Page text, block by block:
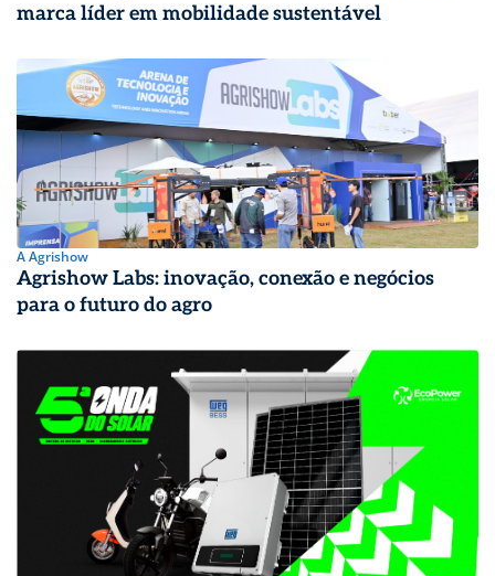
marca líder em mobilidade sustentável
A Agrishow
Agrishow Labs: inovação, conexão e negócios
para o futuro do agro